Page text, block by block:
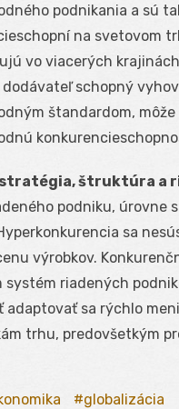
podnikania a sú
na svetovom
vo viacerých
dodávateľ schopný
štandardom,
stratégia, štruktúra a
podniku, úrovne
sa
výrobkov.
systém riadených
adaptovať sa rýchlo
trhu, predovšetkým
globalizácia